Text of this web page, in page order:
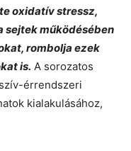
oxidatív stressz,
sejtek működésében
rombolja ezek
is. A sorozatos
érrendszeri
kialakulásához,